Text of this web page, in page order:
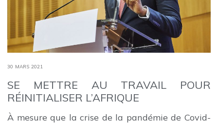
30 MARS 2021
SE METTRE AU TRAVAIL POUR
RÉINITIALISER L’AFRIQUE
À mesure que la crise de la pandémie de Covid-